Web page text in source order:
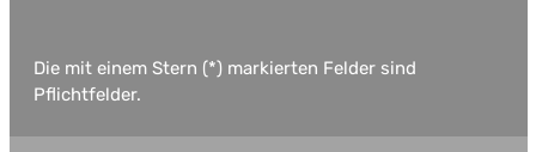
Die mit einem Stern (*) markierten Felder sind
Pflichtfelder.